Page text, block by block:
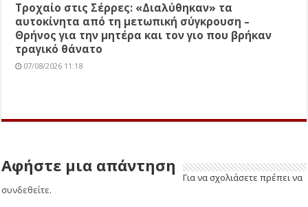
Τροχαίο στις Σέρρες: «Διαλύθηκαν» τα
αυτοκίνητα από τη μετωπική σύγκρουση –
Θρήνος για την μητέρα και τον γιο που βρήκαν
τραγικό θάνατο
07/08/2026 11:18
Αφήστε μια απάντηση
Για να σχολιάσετε πρέπει να
συνδεθείτε.